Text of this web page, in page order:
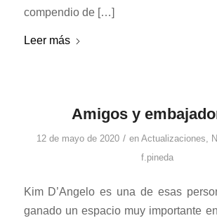
compendio de […]
Leer más
Amigos y
12 de mayo de 2020 / enActualizaciones,
f.pineda
Kim D’Angelo es una de esas
ganado un espacio muy importante